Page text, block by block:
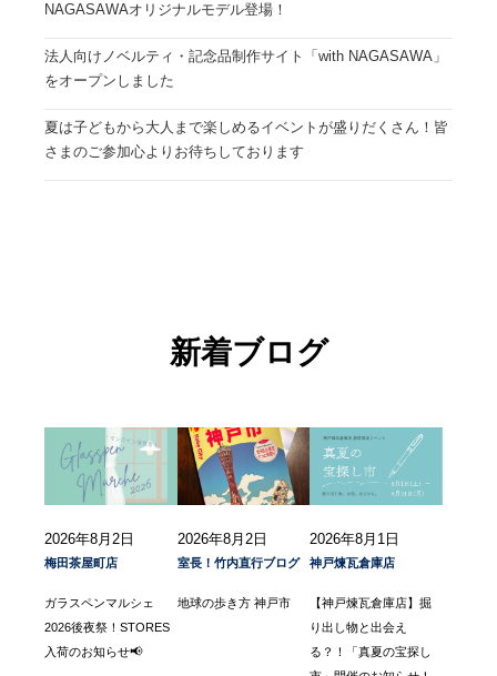
NAGASAWAオリジナルモデル登場！
法人向けノベルティ・記念品制作サイト「with NAGASAWA」
をオープンしました
夏は子どもから大人まで楽しめるイベントが盛りだくさん！皆
さまのご参加心よりお待ちしております
新着ブログ
2026年8月2日
梅田茶屋町店
ガラスペンマルシェ
2026後夜祭！STORES
入荷のお知らせ📢
2026年8月2日
室長！竹内直行ブログ
地球の歩き方 神戸市
2026年8月1日
神戸煉瓦倉庫店
【神戸煉瓦倉庫店】掘
り出し物と出会え
る？！「真夏の宝探し